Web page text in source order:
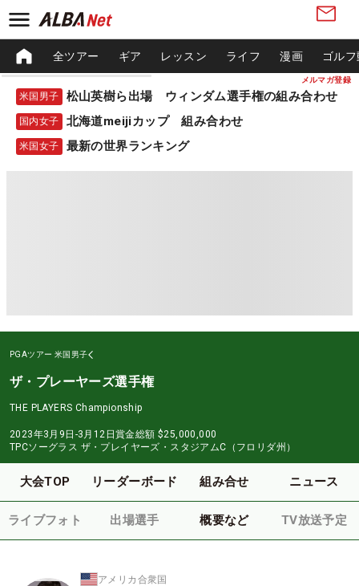
メルマガ登録
全ツアー ギア レッスン ライフ 漫画 ゴル
米国男子 松山英樹ら出場 ウィンダム選手権の組み合わせ
国内女子 北海道meijiカップ 組み合わせ
米国女子 最新の世界ランキング
PGAツアー 米国男子
ザ・プレーヤーズ選手権
THE PLAYERS Championship
2023年3月9日-3月12日賞金総額 $25,000,000
TPCソーグラス ザ・プレイヤーズ・スタジアムC（フロリダ州）
大会TOP リーダーボード 組み合せ ニュース
ライブフォト 出場選手 概要など TV放送予定
アメリカ合衆国